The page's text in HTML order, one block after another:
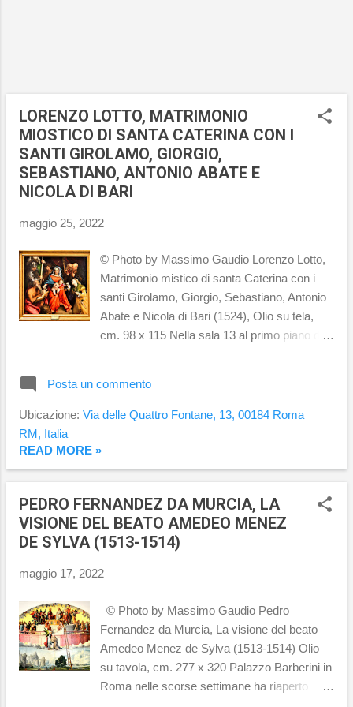
LORENZO LOTTO, MATRIMONIO
MIOSTICO DI SANTA CATERINA CON I
SANTI GIROLAMO, GIORGIO,
SEBASTIANO, ANTONIO ABATE E
NICOLA DI BARI
maggio 25, 2022
© Photo by Massimo Gaudio Lorenzo Lotto,
Matrimonio mistico di santa Caterina con i
santi Girolamo, Giorgio, Sebastiano, Antonio
Abate e Nicola di Bari (1524), Olio su tela,
cm. 98 x 115 Nella sala 13 al primo piano di
dall'artista veneziano Lorenzo Lotto dal titolo
Matrimonio mistico di santa Caterina con i
Abate e Nicola di Bari realizzata nel 1524 su
commissione dei novelli sposi Marsilio e
Faustina Cassotti per essere collocata nella
loro camera. Le nozze sono presiedute da
Maria che guardando verso lo spettatore,
indica le due strade per il Signore: quella
di amorevole carità di santa Caterina; il
ricorda che la passione per Cristo non è
senza spine. Questo dipinto, oltre ad avere
un forte significato religioso ha un risvolto
meno nobile dettato da un aspetto p...
Posta un commento
Ubicazione: Via delle Quattro Fontane, 13, 00184 Roma
RM, Italia
READ MORE »
PEDRO FERNANDEZ DA MURCIA, LA
VISIONE DEL BEATO AMEDEO MENEZ
DE SYLVA (1513-1514)
maggio 17, 2022
© Photo by Massimo Gaudio Pedro
Fernandez da Murcia, La visione del beato
Amedeo Menez de Sylva (1513-1514) Olio
su tavola, cm. 277 x 320 Palazzo Barberini in
Roma nelle scorse settimane ha riaperto